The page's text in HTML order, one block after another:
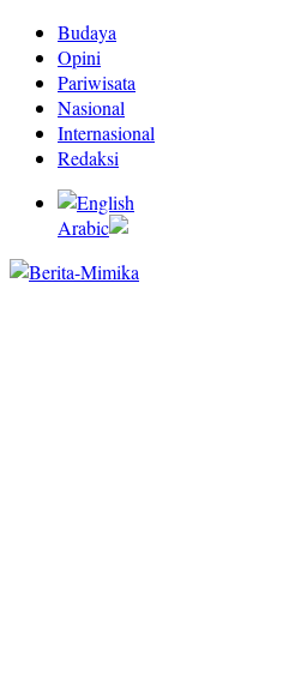
Budaya
Opini
Pariwisata
Nasional
Internasional
Redaksi